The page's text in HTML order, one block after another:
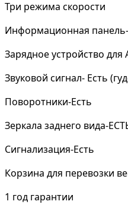
Три режима скорости
Информационная
Зарядное устройство
Звуковой сигнал- Есть
Поворотники-Есть
Зеркала заднего вида-
Сигнализация-Есть
Корзина для перевозки
1 год гарантии